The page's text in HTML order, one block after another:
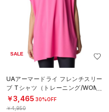
SALE
UAアーマードライ フレンチスリー
ブ Tシャツ（トレーニング/WOME
N）
￥3,465 30%OFF
￥4,950